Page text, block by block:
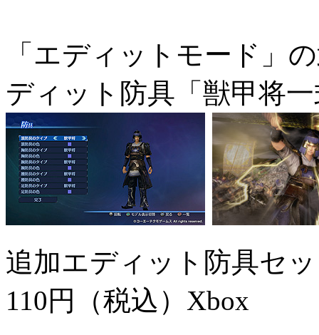
「エディットモード」
ディット防具「獣甲将
追加エディット防具セ
110円（税込） Xbox